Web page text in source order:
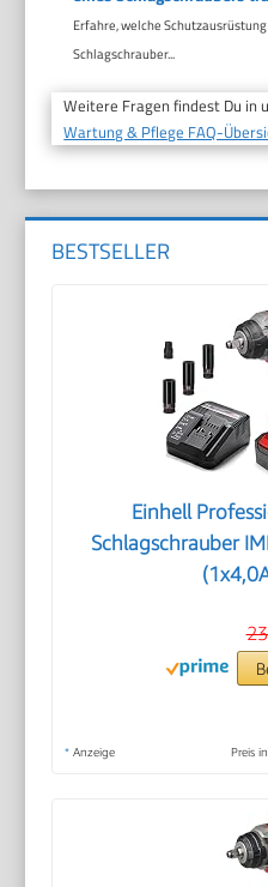
Erfahre, welche
Schlagschrauber...
Weitere Fragen findest Du in
Wartung & Pflege FAQ-
BESTSELLER
Einhell
Schlagschrauber
* Anzeige Preis